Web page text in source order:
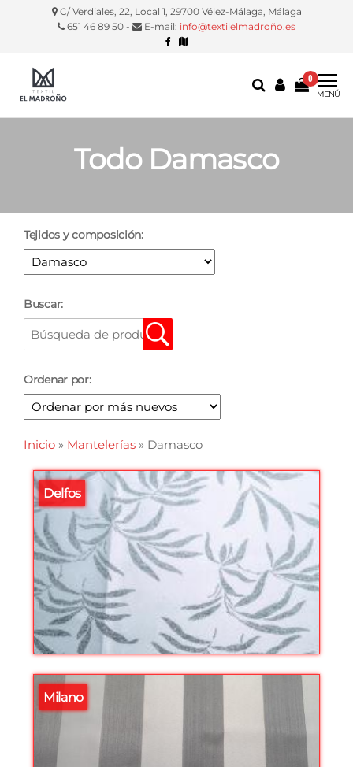
C/ Verdiales, 22, Local 1, 29700 Vélez-Málaga, Málaga
651 46 89 50 -
E-mail: info@textilelmadroño.es
Madroño
silla, etc.
0
MENÚ
Todo Damasco
Tejidos y composición:
Buscar:
Ordenar por:
Inicio » Mantelerías » Damasco
Delfos
Milano